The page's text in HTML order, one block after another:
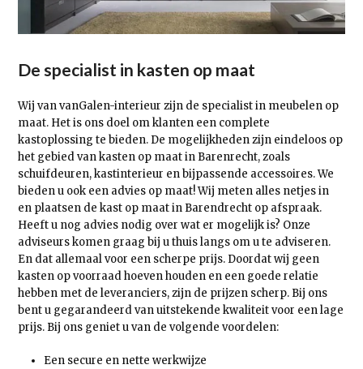
De specialist in kasten op maat
Wij van vanGalen-interieur zijn de specialist in meubelen op
maat. Het is ons doel om klanten een complete
kastoplossing te bieden. De mogelijkheden zijn eindeloos op
het gebied van kasten op maat in Barenrecht, zoals
schuifdeuren, kastinterieur en bijpassende accessoires. We
bieden u ook een advies op maat! Wij meten alles netjes in
en plaatsen de kast op maat in Barendrecht op afspraak.
Heeft u nog advies nodig over wat er mogelijk is? Onze
adviseurs komen graag bij u thuis langs om u te adviseren.
En dat allemaal voor een scherpe prijs. Doordat wij geen
kasten op voorraad hoeven houden en een goede relatie
hebben met de leveranciers, zijn de prijzen scherp. Bij ons
bent u gegarandeerd van uitstekende kwaliteit voor een lage
prijs. Bij ons geniet u van de volgende voordelen:
Een secure en nette werkwijze